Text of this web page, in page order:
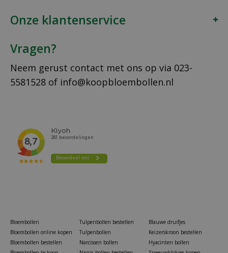
Onze klantenservice
Vragen?
Neem gerust contact met ons op via 023-
5581528 of info@koopbloembollen.nl
Bloembollen
Bloembollen online kopen
Bloembollen bestellen
Tulpenbollen bestellen
Tulpenbollen
Narcissen bollen
Blauwe druifjes
Keizerskroon bestellen
Hyacinten bollen